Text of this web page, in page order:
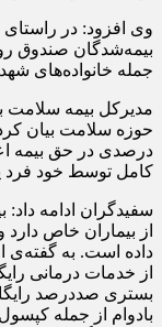
جمله خانواده‌های
مدیرکل بیمه سلامت
کامل توسط خود
سفیدگران ادامه
بستری صددرصد
بادوام از جمله